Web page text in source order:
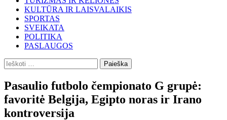
KULTŪRA IR LAISVALAIKIS
SPORTAS
SVEIKATA
POLITIKA
PASLAUGOS
Ieškoti:
Pasaulio futbolo čempionato G grupė:
favoritė Belgija, Egipto noras ir Irano
kontroversija